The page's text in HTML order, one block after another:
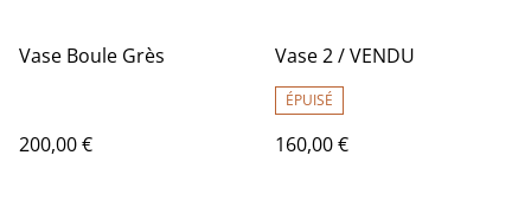
Vase Boule Grès
200,00 €
Vase 2 / VENDU
ÉPUISÉ
160,00 €